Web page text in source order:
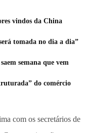
vindos da China
tomada no dia a dia”
semana que vem
do comércio
com os secretários de